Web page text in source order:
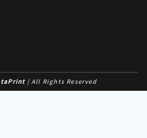
| All Rights Reserved